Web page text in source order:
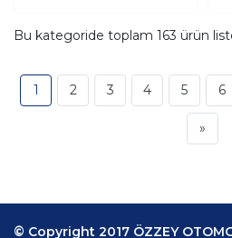
Bu kategoride toplam 163 ürün
1 2 3 4 5 6
»
© Copyright 2017 ÖZZEY